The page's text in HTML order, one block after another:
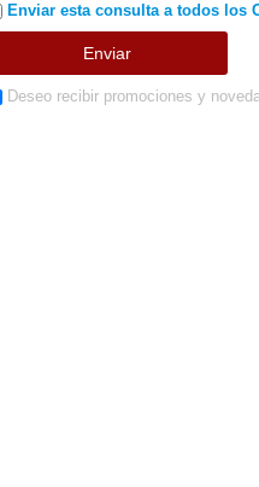
Enviar esta consulta a todos los
Deseo recibir promociones y